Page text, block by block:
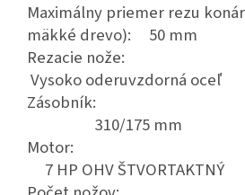
Maximálny priemer rezu
mäkké drevo): 50 mm
Rezacie
Vysoko oderuvzdorná oceľ
310/175 mm
7 HP OHV ŠTVORTAKTNÝ